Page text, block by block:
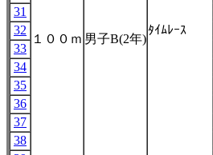
１００ｍ 男子B(2年)
ﾀｲﾑﾚｰｽ
31
32
33
34
35
36
37
38